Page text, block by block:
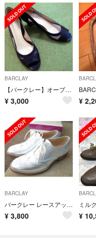
BARCLAY
【バークレー】オープントゥパンプス／チュール素材／黒
¥ 3,000 ¥
BARCLAY
バークレー レースアップシューズ 22.5 レディース 匿名配送 BARCLAY
¥ 3,800 ¥